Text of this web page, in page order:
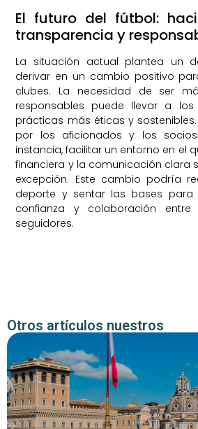
El futuro del fútbol:
transparencia y
La situación actual plantea un
derivar en un cambio positivo
clubes. La necesidad de ser
responsables puede llevar a
prácticas más éticas y
por los aficionados y los
instancia, facilitar un entorno en el
financiera y la comunicación clara
excepción. Este cambio podría
deporte y sentar las bases
confianza y colaboración
seguidores.
Otros artículos nuestros